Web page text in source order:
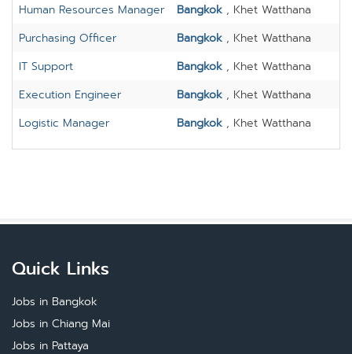
Human Resources Manager
Bangkok , Khet Watthana
Purchasing Officer
Bangkok , Khet Watthana
IT Support
Bangkok , Khet Watthana
Execution Engineer
Bangkok , Khet Watthana
Logistic Manager
Bangkok , Khet Watthana
Quick Links
Jobs in Bangkok
Jobs in Chiang Mai
Jobs in Pattaya